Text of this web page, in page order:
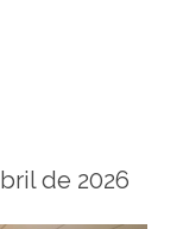
de 2026